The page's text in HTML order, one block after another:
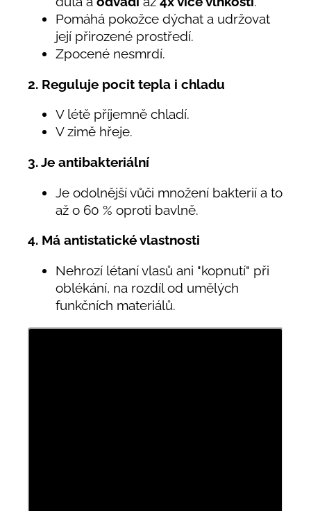
Pomáhá pokožce dýchat a udržovat
její přirozené prostředí.
Zpocené nesmrdí.
2. Reguluje pocit tepla i chladu
V létě příjemně chladí.
V zimě hřeje.
3. Je antibakteriální
Je odolnější vůči množení bakterií a to
až o 60 % oproti bavlně.
4. Má antistatické vlastnosti
Nehrozí létaní vlasů ani "kopnutí" při
oblékání, na rozdíl od umělých
funkčních materiálů.